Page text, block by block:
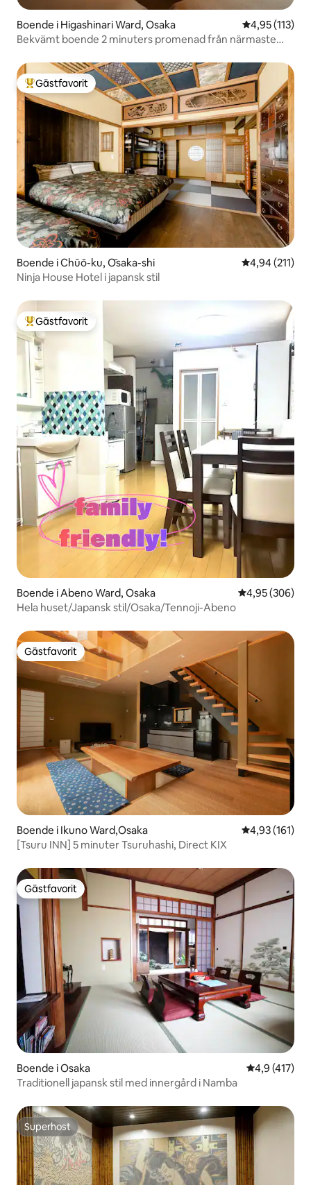
Boende i Higashinari Ward, Osaka 4,95 av 5 i
4,95 (113)
Bekvämt boende 2 minuters promenad från närmaste
/ Mitt i Osaka
Populär gästfavorit
Gästfavorit
Boende i Chūō-ku, Ōsaka-shi 4,94 av 5 i
4,94 (211)
Ninja House Hotel i japansk stil
Populär gästfavorit
Gästfavorit
Boende i Abeno Ward, Osaka 4,95 av 5 i
4,95 (306)
Hela huset/Japansk stil/Osaka/Tennoji-Abeno
Gästfavorit
Gästfavorit
Boende i Ikuno Ward,Osaka 4,93 av 5 i
4,93 (161)
[Tsuru INN] 5 minuter Tsuruhashi, Direct KIX
Gästfavorit
Gästfavorit
Boende i Osaka 4,9 av 5 i
4,9 (417)
Traditionell japansk stil med innergård i Namba
Superhost
Superhost